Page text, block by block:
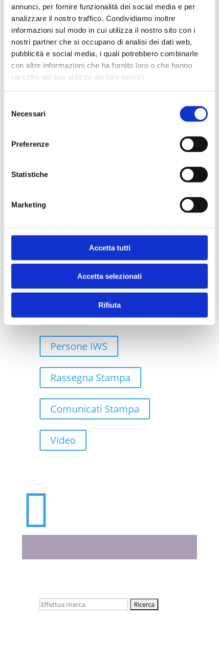
annunci, per fornire funzionalità dei social media e per
analizzare il nostro traffico. Condividiamo inoltre
informazioni sul modo in cui utilizza il nostro sito con i
nostri partner che si occupano di analisi dei dati web,
pubblicità e social media, i quali potrebbero combinarle
con altre informazioni che ha fornito loro o che hanno
raccolto dal suo utilizzo dei loro servizi.
delNecessari
Preferenze
Statistiche
Marketing
Accetta tutti
Accetta selezionati
Rifiuta
IWS Consulting partner tecnologico di
Tresor Attempto Racing anche per la
stagione 2026
Case Study
Robotic Process Automation
Cloud
Persone IWS
Rassegna Stampa
Comunicati Stampa
Video

Cerca: